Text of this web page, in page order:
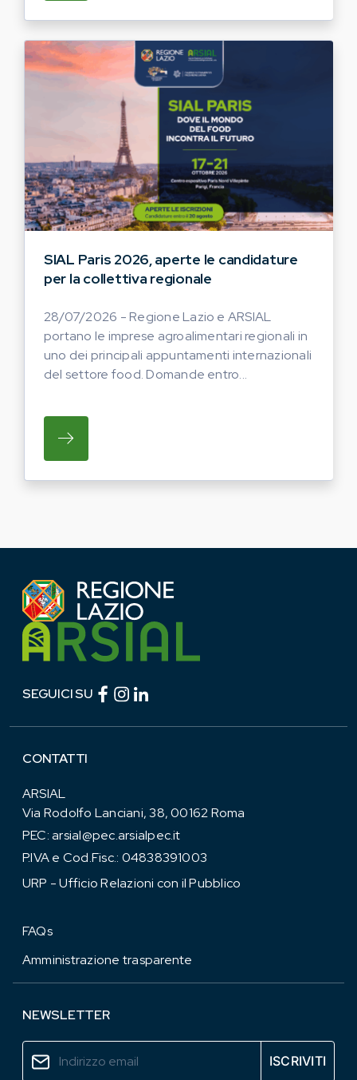
SIAL Paris 2026, aperte le candidature
per la collettiva regionale
28/07/2026 - Regione Lazio e ARSIAL
portano le imprese agroalimentari regionali in
uno dei principali appuntamenti internazionali
del settore food. Domande entro...
SU REGIONE LAZIO E ARSIAL PORTANO
SEGUICI SU Facebook (link esterno)
Instagram (link esterno)
CONTATTI
ARSIAL
Via Rodolfo Lanciani, 38, 00162 Roma
PEC:arsial@pec.arsialpec.it
P.IVA e Cod.Fisc.: 04838391003
URP - Ufficio Relazioni con il Pubblico
FAQs
Amministrazione trasparente
NEWSLETTER